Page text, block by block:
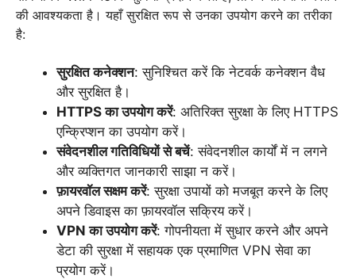
की आवश्यकता है। यहाँ सुरक्षित रूप से उनका उपयोग करने का तरीका
है:
सुरक्षित कनेक्शन: सुनिश्चित करें कि नेटवर्क कनेक्शन वैध
और सुरक्षित है।
HTTPS का उपयोग करें: अतिरिक्त सुरक्षा के लिए HTTPS
एन्क्रिप्शन का उपयोग करें।
संवेदनशील गतिविधियों से बचें: संवेदनशील कार्यों में न लगने
और व्यक्तिगत जानकारी साझा न करें।
फ़ायरवॉल सक्षम करें: सुरक्षा उपायों को मजबूत करने के लिए
अपने डिवाइस का फ़ायरवॉल सक्रिय करें।
VPN का उपयोग करें: गोपनीयता में सुधार करने और अपने
डेटा की सुरक्षा में सहायक एक प्रमाणित VPN सेवा का
प्रयोग करें।